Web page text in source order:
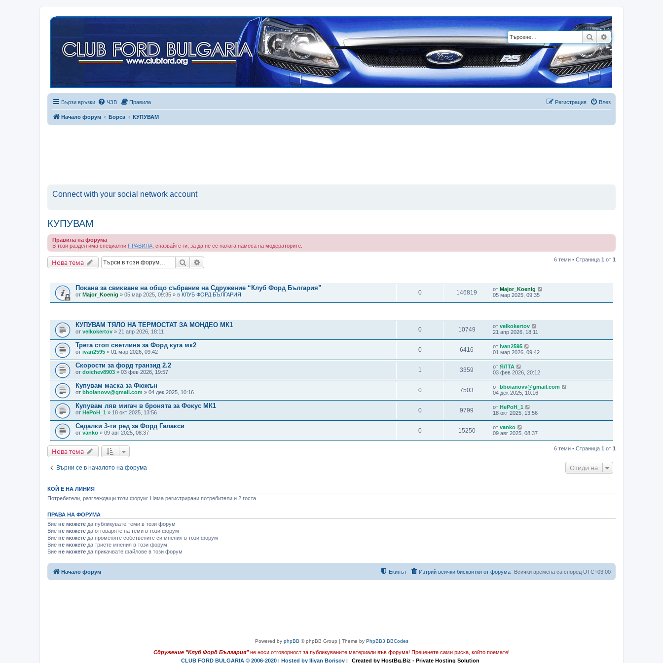
ТърсенеРазширено
Бързи връзки ЧЗВ Правила Влез
Регистрация
Начало форум Борса КУПУВАМ
Connect with your social network account
КУПУВАМ
Правила на форума
В този раздел има специални ПРАВИЛА , спазвайте ги, за да не се налага намеса на модераторите.
Нова тема Търсене 6 теми • Страница 1 от 1
Покана за свикване на общо събрание на Сдружение “Клуб Форд България”
от Major_Koenig » 05 мар 2025, 09:35 » в КЛУБ ФОРД БЪЛГАРИЯ 0 146819 от Major_Koenig
05 мар 2025, 09:35
КУПУВАМ ТЯЛО НА ТЕРМОСТАТ ЗА МОНДЕО МК1
от velkokertov » 21 апр 2026, 18:11 0 10749 от velkokertov
21 апр 2026, 18:11
Трета стоп светлина за Форд куга мк2
от ivan2595 » 01 мар 2026, 09:42 0 6416 от ivan2595
01 мар 2026, 09:42
Скорости за форд транзид 2.2
от doichev8903 » 03 фев 2026, 19:57 1 3359 от ЯЛТА
03 фев 2026, 20:12
Купувам маска за Фюжън
от bboianovv@gmail.com » 04 дек 2025, 10:16 0 7503 от bboianovv@gmail.com
04 дек 2025, 10:16
Купувам ляв мигач в бронята за Фокус МК1
от HePoH_1 » 18 окт 2025, 13:56 0 9799 от HePoH_1
18 окт 2025, 13:56
Седалки 3-ти ред за Форд Галакси
от vanko » 09 авг 2025, 08:37 0 15250 от vanko
09 авг 2025, 08:37
Нова тема 6 теми • Страница 1 от 1
Върни се в началото на форума Отиди на
КОЙ Е НА ЛИНИЯ
Потребители, разглеждащи този форум: Няма регистрирани потребители и 2 госта
ПРАВА НА ФОРУМА
Вие не можете да публикувате теми в този форум
Вие не можете да отговаряте на теми в този форум
Вие не можете да променяте собствените си мнения в този форум
Вие не можете да триете мнения в този форум
Вие не можете да прикачвате файлове в този форум
Начало форум Всички времена са според UTC+03:00
Изтрий всички бисквитки от форума
Екипът
Powered by phpBB © phpBB Group | Theme by PhpBB3 BBCodes
Сдружение "Клуб Форд България" не носи отговорност за публикуваните материали във форума! Преценете сами риска, който поемате!
CLUB FORD BULGARIA © 2006-2020 | Hosted by Iliyan Borisov | Created by HostBg.Biz - Private Hosting Solution